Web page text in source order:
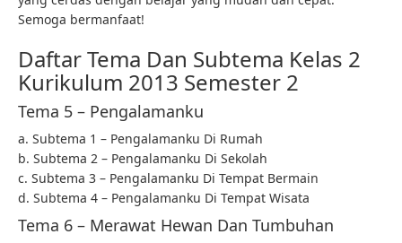
Semoga bermanfaat!
Daftar Tema Dan Subtema Kelas 2
Kurikulum 2013 Semester 2
Tema 5 – Pengalamanku
a. Subtema 1 – Pengalamanku Di Rumah
b. Subtema 2 – Pengalamanku Di Sekolah
c. Subtema 3 – Pengalamanku Di Tempat Bermain
d. Subtema 4 – Pengalamanku Di Tempat Wisata
Tema 6 – Merawat Hewan Dan Tumbuhan